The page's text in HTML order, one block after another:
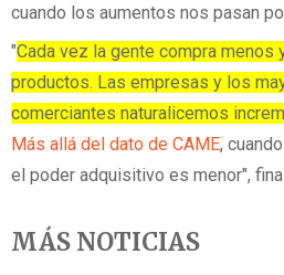
cuando los aumentos nos pasan
"Cada vez la gente compra menos
productos. Las empresas y los
comerciantes naturalicemos
Más allá del dato de CAME,
el poder adquisitivo es menor",
MÁS NOTICIAS